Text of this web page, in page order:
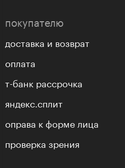
покупателю
доставка и возврат
оплата
т-банк рассрочка
яндекс.сплит
оправа к форме лица
проверка зрения